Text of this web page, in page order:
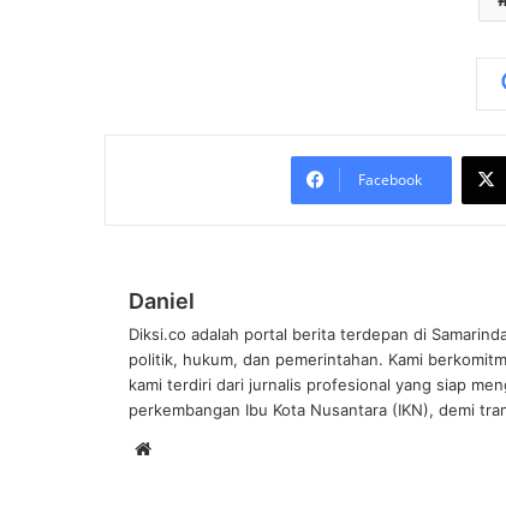
Facebook
Daniel
Diksi.co adalah portal berita terdepan di
politik, hukum, dan pemerintahan. Kami
kami terdiri dari jurnalis profesional yang siap
perkembangan Ibu Kota Nusantara (IKN), demi